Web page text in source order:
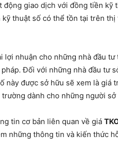
giao dịch với đồng tiền kỹ
thuật số có thể tồn tại trên
lợi nhuận cho những nhà đầu
Đối với những nhà đầu tư
được sở hữu sẽ xem là giá
dành cho những người sở
tin cơ bản liên quan về giá
những thông tin và kiến thức